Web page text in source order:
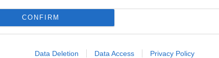
CONFIRM
Data Deletion Data Access Privacy Policy
es un sinvergüenza que ha abandonado a
Ceuta es España. Tenemos un
en connivencia con Marruecos”: acusa